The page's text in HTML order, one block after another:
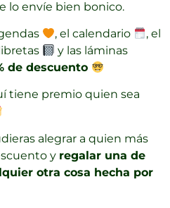
lo envíe bien bonico.
, el calendario
, el
y las láminas
de descuento
tiene premio quien sea
alegrar a quien más
y regalar una de
otra cosa hecha por